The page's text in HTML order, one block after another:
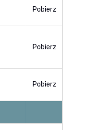
Pobierz
Pobierz
Pobierz